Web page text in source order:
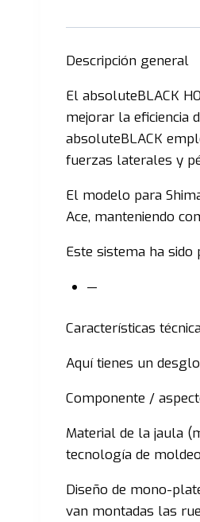
Descripción general
El absoluteBLACK
mejorar la eficiencia
absoluteBLACK
fuerzas laterales y
El modelo para
Ace, manteniendo
Este sistema ha
—
Características
Aquí tienes un
Componente /
Material de la jaula
tecnología de
Diseño de mono-
van montadas las